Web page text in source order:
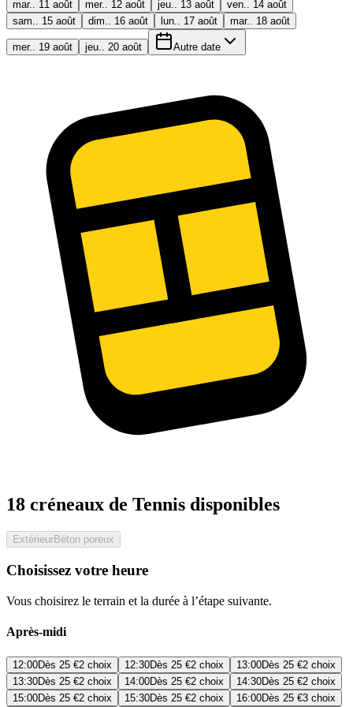
mar.. 11 août mer.. 12 août jeu.. 13 août
ven.. 14 août
sam.. 15 août
dim.. 16 août lun.. 17 août mar.. 18 août
mer.. 19 août jeu.. 20 août Autre date
18 créneaux de Tennis disponibles
ExtérieurBéton poreux
Choisissez votre heure
Vous choisirez le terrain et la durée à l’étape suivante.
Après-midi
12:00Dès 25 €2 choix 12:30Dès 25 €2 choix 13:00Dès 25 €2 choix
13:30Dès 25 €2 choix 14:00Dès 25 €2 choix 14:30Dès 25 €2 choix
15:00Dès 25 €2 choix 15:30Dès 25 €2 choix 16:00Dès 25 €3 choix